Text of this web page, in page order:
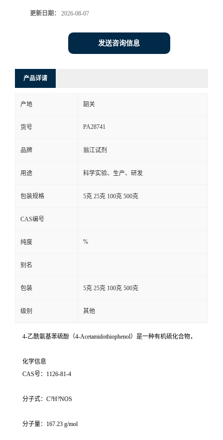
更新日期： 2026-08-07
发送咨询信息
产品详请
产地 韶关
货号 PA28741
品牌 翁江试剂
用途 科学实验、生产、研发
包装规格 5克 25克 100克 500克
CAS编号
纯度 %
别名
包装 5克 25克 100克 500克
级别 其他
4-乙酰氨基苯硫酚（4-Acetamidothiophenol）是一种有机硫化合物，
化学信息
CAS号：1126-81-4
分子式：C?H?NOS
分子量：167.23 g/mol